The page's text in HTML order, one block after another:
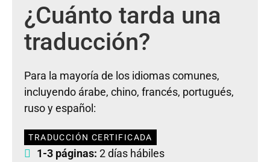
¿Cuánto tarda una
traducción?
Para la mayoría de los idiomas comunes,
incluyendo árabe, chino, francés, portugués,
ruso y español:
TRADUCCIÓN CERTIFICADA
1-3 páginas: 2 días hábiles